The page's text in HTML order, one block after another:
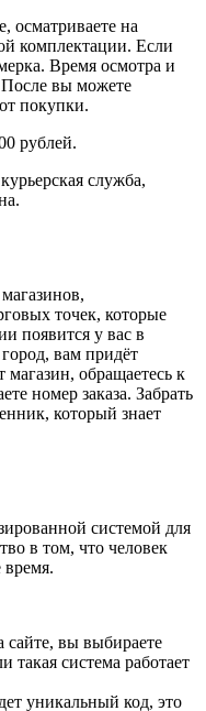
осматриваете на
комплектации. Если
Время осмотра и
вы можете
покупки.
рублей.
служба,
точек, которые
появится у вас в
вам придёт
обращаетесь к
номер заказа. Забрать
который знает
системой для
в том, что человек
время.
сайте, вы выбираете
такая система работает
уникальный код, это